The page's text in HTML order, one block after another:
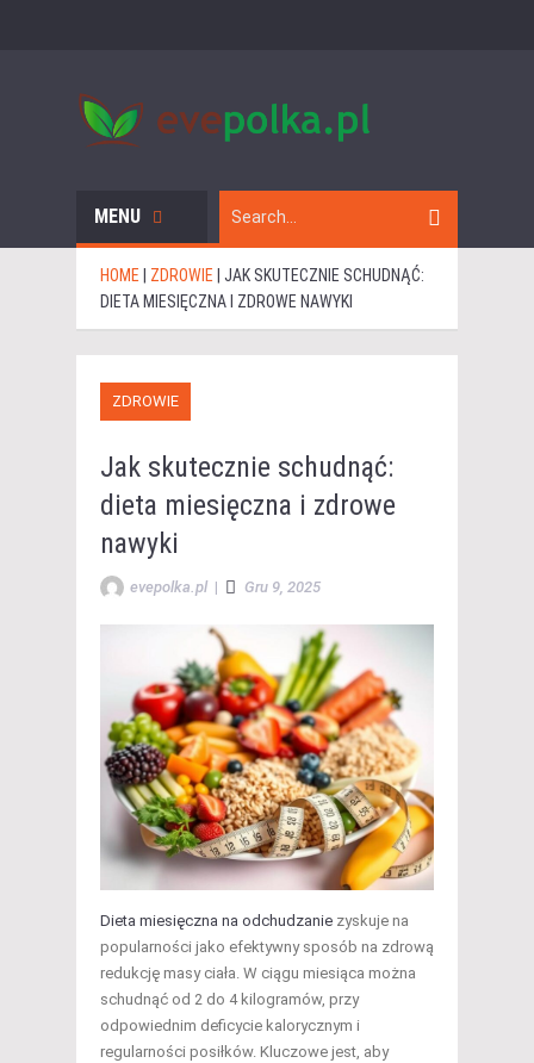
MENU
HOME | ZDROWIE | JAK SKUTECZNIE SCHUDNĄĆ:
DIETA MIESIĘCZNA I ZDROWE NAWYKI
ZDROWIE
Jak skutecznie schudnąć:
dieta miesięczna i zdrowe
nawyki
evepolka.pl | Gru 9, 2025
Dieta miesięczna na odchudzanie zyskuje na
popularności jako efektywny sposób na zdrową
redukcję masy ciała. W ciągu miesiąca można
schudnąć od 2 do 4 kilogramów, przy
odpowiednim deficycie kalorycznym i
regularności posiłków. Kluczowe jest, aby